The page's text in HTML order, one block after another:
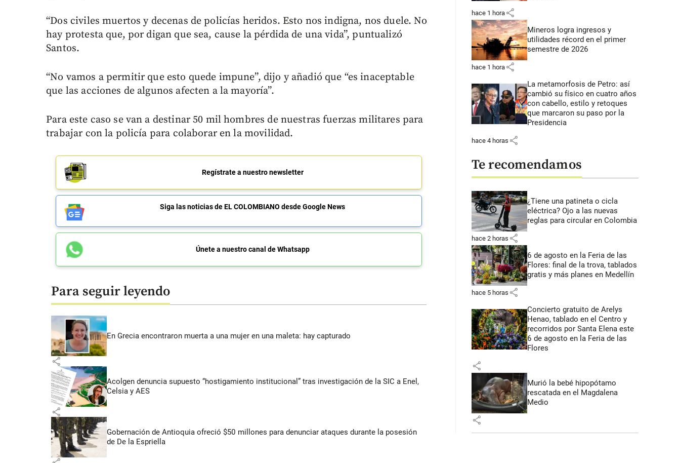
“Dos civiles muertos y decenas de policías heridos. Esto nos indigna, nos duele. No
hay protesta que, por digan que sea, cause la pérdida de una vida”, puntualizó
Santos.
“No vamos a permitir que esto quede impune”, dijo y añadió que “es inaceptable
que las acciones de algunos afecten a la mayoría”.
Para este caso se van a destinar 50 mil hombres de nuestras fuerzas militares para
trabajar con la policía para colaborar en la movilidad.
Regístrate a nuestro newsletter
Siga las noticias de EL COLOMBIANO desde Google News
Únete a nuestro canal de Whatsapp
Para seguir leyendo
En Grecia encontraron muerta a una mujer en una maleta: hay capturado
share
Acolgen denuncia supuesto “hostigamiento institucional” tras investigación de la SIC a Enel,
Celsia y AES
share
Gobernación de Antioquia ofreció $50 millones para denunciar ataques durante la posesión
de De la Espriella
hace 1 hora share
Mineros logra ingresos y
utilidades récord en el primer
semestre de 2026
hace 1 hora share
La metamorfosis de Petro: así
cambió su físico en cuatro años
con cabello, estilo y retoques
que marcaron su paso por la
Presidencia
hace 4 horas share
Te recomendamos
¿Tiene una patineta o cicla
eléctrica? Ojo a las nuevas
reglas para circular en Colombia
hace 2 horas share
6 de agosto en la Feria de las
Flores: final de la trova, tablados
gratis y más planes en Medellín
hace 5 horas share
Concierto gratuito de Arelys
Henao, tablado en el Centro y
recorridos por Santa Elena este
6 de agosto en la Feria de las
Flores
share
Murió la bebé hipopótamo
rescatada en el Magdalena
Medio
share